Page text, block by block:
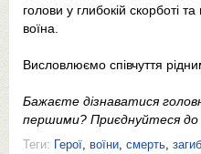
голови у глибокій скорботі
воїна.
Висловлюємо співчуття
Бажаєте дізнаватися
першими? Приєднуйтеся до
Теги: Герої воїни смерть